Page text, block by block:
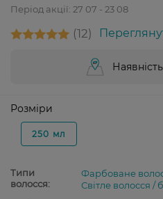
Період акції: 27 07 - 23 08
12
Розміри
250 мл
Типи
волосся:
Фарбоване
Світле волосся /